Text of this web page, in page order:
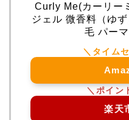
Curly Me(カーリー
ジェル 微香料（ゆ
毛 パー
楽天